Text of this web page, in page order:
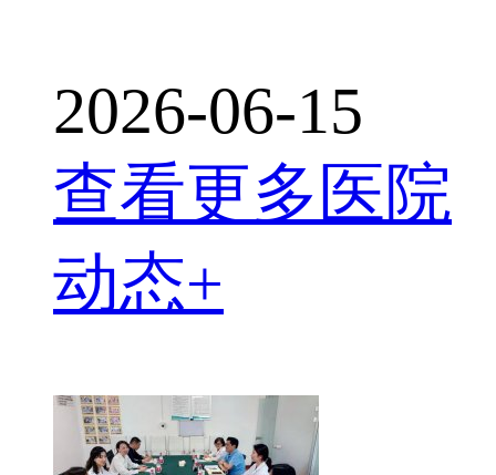
2026-06-15
查看更多医院
动态+